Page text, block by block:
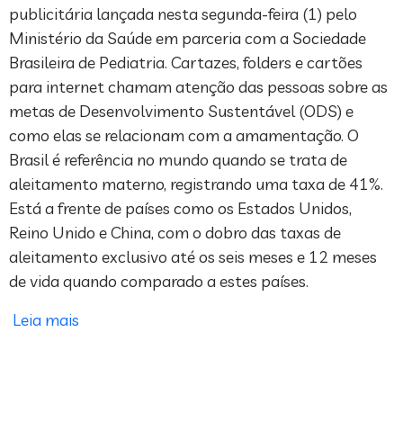
publicitária lançada nesta segunda-feira (1) pelo
Ministério da Saúde em parceria com a Sociedade
Brasileira de Pediatria. Cartazes, folders e cartões
para internet chamam atenção das pessoas sobre as
metas de Desenvolvimento Sustentável (ODS) e
como elas se relacionam com a amamentação. O
Brasil é referência no mundo quando se trata de
aleitamento materno, registrando uma taxa de 41%.
Está a frente de países como os Estados Unidos,
Reino Unido e China, com o dobro das taxas de
aleitamento exclusivo até os seis meses e 12 meses
de vida quando comparado a estes países.
Leia mais